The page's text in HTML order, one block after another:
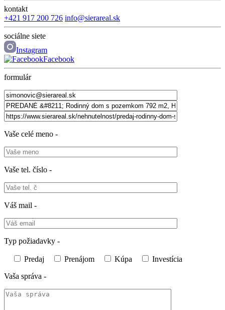
kontakt
+421 917 200 726 info@sierareal.sk
sociálne siete
Instagram
Facebook
formulár
Vaše celé meno -
Vaše tel. číslo -
Váš mail -
Typ požiadavky -
Predaj Prenájom Kúpa
Investícia
Vaša správa -